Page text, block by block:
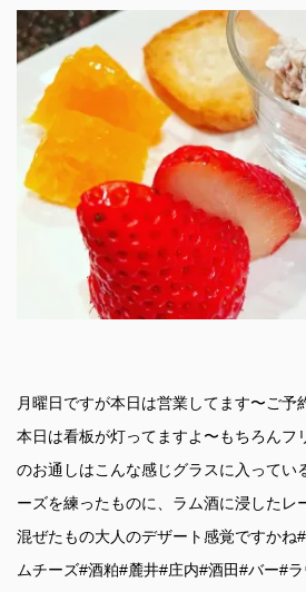
月曜日ですが本日は営業してます〜ご予
本日は看板が灯ってますよ〜もちろんフ
のお通しはこんな感じグラスに入ってい
ーズを練ったものに、ラム酒に浸したレ
混ぜたもの大人のデザート感覚ですかね
ムチーズ#酒粕#麓井#庄内#酒田#バー#